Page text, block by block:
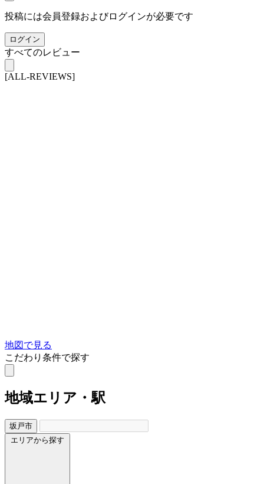
投稿には会員登録およびログインが必要です
ログイン
すべてのレビュー
[ALL-REVIEWS]
地図で見る
こだわり条件で探す
地域エリア・駅
坂戸市
エリアから探す